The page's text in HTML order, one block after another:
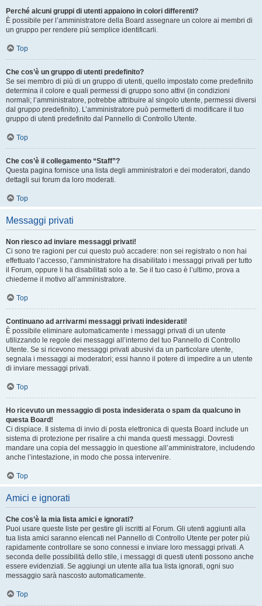
Perché alcuni gruppi di utenti appaiono in colori differenti?
È possibile per l’amministratore della Board assegnare un colore ai membri di
un gruppo per rendere più semplice identificarli.
Top
Che cos’è un gruppo di utenti predefinito?
Se sei membro di più di un gruppo di utenti, quello impostato come predefinito
determina il colore e quali permessi di gruppo sono attivi (in condizioni
normali; l’amministratore, potrebbe attribuire al singolo utente, permessi diversi
dal gruppo predefinito). L’amministratore può permetterti di modificare il tuo
gruppo di utenti predefinito dal Pannello di Controllo Utente.
Top
Che cos’è il collegamento “Staff”?
Questa pagina fornisce una lista degli amministratori e dei moderatori, dando
dettagli sui forum da loro moderati.
Top
Messaggi privati
Non riesco ad inviare messaggi privati!
Ci sono tre ragioni per cui questo può accadere: non sei registrato o non hai
effettuato l’accesso, l’amministratore ha disabilitato i messaggi privati per tutto
il Forum, oppure li ha disabilitati solo a te. Se il tuo caso è l’ultimo, prova a
chiederne il motivo all’amministratore.
Top
Continuano ad arrivarmi messaggi privati indesiderati!
È possibile eliminare automaticamente i messaggi privati ​​di un utente
utilizzando le regole dei messaggi all’interno del tuo Pannello di Controllo
Utente. Se si ricevono messaggi privati ​​abusivi da un particolare utente,
segnala i messaggi ai moderatori; essi hanno il potere di impedire a un utente
di inviare messaggi privati​​.
Top
Ho ricevuto un messaggio di posta indesiderata o spam da qualcuno in
questa Board!
Ci dispiace. Il sistema di invio di posta elettronica di questa Board include un
sistema di protezione per risalire a chi manda questi messaggi. Dovresti
mandare una copia del messaggio in questione all’amministratore, includendo
anche l’intestazione, in modo che possa intervenire.
Top
Amici e ignorati
Che cos’è la mia lista amici e ignorati?
Puoi usare queste liste per gestire gli iscritti al Forum. Gli utenti aggiunti alla
tua lista amici saranno elencati nel Pannello di Controllo Utente per poter più
rapidamente controllare se sono connessi e inviare loro messaggi privati. A
seconda delle possibilità dello stile, i messaggi di questi utenti possono anche
essere evidenziati. Se aggiungi un utente alla tua lista ignorati, ogni suo
messaggio sarà nascosto automaticamente.
Top